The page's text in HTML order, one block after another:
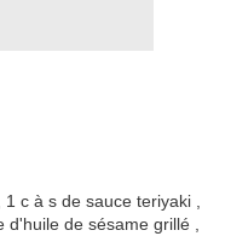
de sauce teriyaki ,
de sésame grillé ,